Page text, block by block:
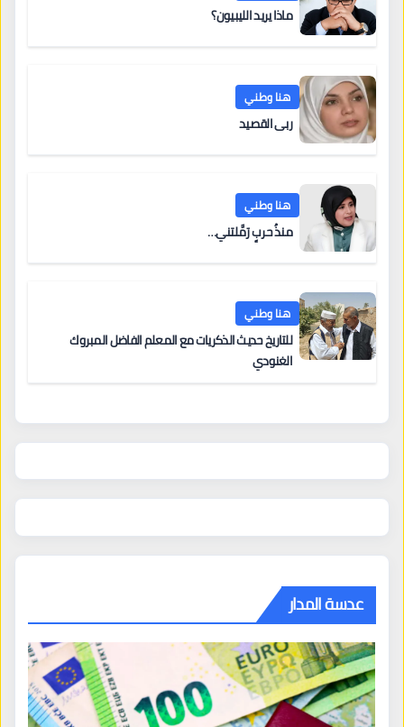
ماذا يريد الليبيون؟
هنا وطني
ربى القصيد
هنا وطني
منذُ حربٍ رَمَّلتني…
هنا وطني
للتاريخ حديث الذكريات مع المعلم الفاضل المبروك
الغنودي
عدسة المدار